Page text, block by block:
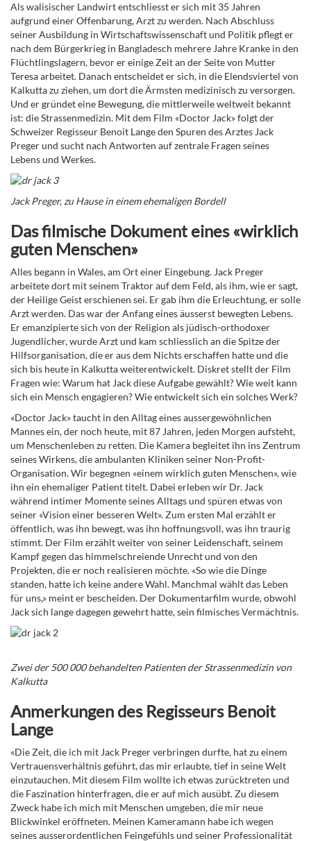
Als walisischer Landwirt entschliesst er sich mit 35 Jahren
aufgrund einer Offenbarung, Arzt zu werden. Nach Abschluss
seiner Ausbildung in Wirtschaftswissenschaft und Politik pflegt er
nach dem Bürgerkrieg in Bangladesch mehrere Jahre Kranke in den
Flüchtlingslagern, bevor er einige Zeit an der Seite von Mutter
Teresa arbeitet. Danach entscheidet er sich, in die Elendsviertel von
Kalkutta zu ziehen, um dort die Ärmsten medizinisch zu versorgen.
Und er gründet eine Bewegung, die mittlerweile weltweit bekannt
ist: die Strassenmedizin. Mit dem Film «Doctor Jack» folgt der
Schweizer Regisseur Benoit Lange den Spuren des Arztes Jack
Preger und sucht nach Antworten auf zentrale Fragen seines
Lebens und Werkes.
Jack Preger, zu Hause in einem ehemaligen Bordell
Das filmische Dokument eines «wirklich
guten Menschen»
Alles begann in Wales, am Ort einer Eingebung. Jack Preger
arbeitete dort mit seinem Traktor auf dem Feld, als ihm, wie er sagt,
der Heilige Geist erschienen sei. Er gab ihm die Erleuchtung, er solle
Arzt werden. Das war der Anfang eines äusserst bewegten Lebens.
Er emanzipierte sich von der Religion als jüdisch-orthodoxer
Jugendlicher, wurde Arzt und kam schliesslich an die Spitze der
Hilfsorganisation, die er aus dem Nichts erschaffen hatte und die
sich bis heute in Kalkutta weiterentwickelt. Diskret stellt der Film
Fragen wie: Warum hat Jack diese Aufgabe gewählt? Wie weit kann
sich ein Mensch engagieren? Wie entwickelt sich ein solches Werk?
«Doctor Jack» taucht in den Alltag eines aussergewöhnlichen
Mannes ein, der noch heute, mit 87 Jahren, jeden Morgen aufsteht,
um Menschenleben zu retten. Die Kamera begleitet ihn ins Zentrum
seines Wirkens, die ambulanten Kliniken seiner Non-Profit-
Organisation. Wir begegnen «einem wirklich guten Menschen», wie
ihn ein ehemaliger Patient titelt. Dabei erleben wir Dr. Jack
während intimer Momente seines Alltags und spüren etwas von
seiner «Vision einer besseren Welt». Zum ersten Mal erzählt er
öffentlich, was ihn bewegt, was ihn hoffnungsvoll, was ihn traurig
stimmt. Der Film erzählt weiter von seiner Leidenschaft, seinem
Kampf gegen das himmelschreiende Unrecht und von den
Projekten, die er noch realisieren möchte. «So wie die Dinge
standen, hatte ich keine andere Wahl. Manchmal wählt das Leben
für uns,» meint er bescheiden. Der Dokumentarfilm wurde, obwohl
Jack sich lange dagegen gewehrt hatte, sein filmisches Vermächtnis.
Zwei der 500 000 behandelten Patienten der Strassenmedizin von
Kalkutta
Anmerkungen des Regisseurs Benoit
Lange
«Die Zeit, die ich mit Jack Preger verbringen durfte, hat zu einem
Vertrauensverhältnis geführt, das mir erlaubte, tief in seine Welt
einzutauchen. Mit diesem Film wollte ich etwas zurücktreten und
die Faszination hinterfragen, die er auf mich ausübt. Zu diesem
Zweck habe ich mich mit Menschen umgeben, die mir neue
Blickwinkel eröffneten. Meinen Kameramann habe ich wegen
seines ausserordentlichen Feingefühls und seiner Professionalität